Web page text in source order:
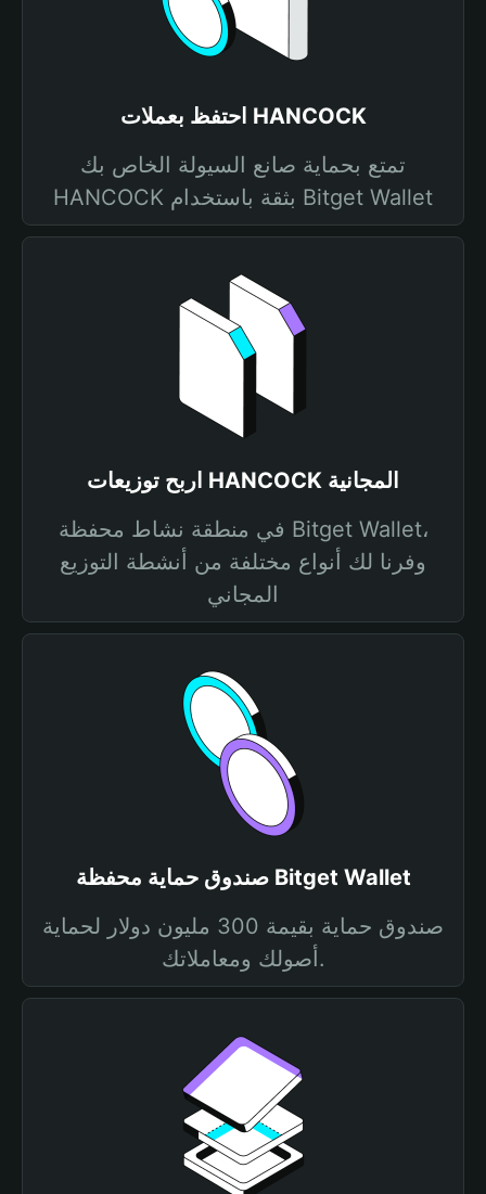
احتفظ بعملات HANCOCK
تمتع بحماية صانع السيولة الخاص بك
HANCOCK بثقة باستخدام Bitget Wallet
اربح توزيعات HANCOCK المجانية
في منطقة نشاط محفظة Bitget Wallet،
وفرنا لك أنواع مختلفة من أنشطة التوزيع
المجاني
صندوق حماية محفظة Bitget Wallet
صندوق حماية بقيمة 300 مليون دولار لحماية
أصولك ومعاملاتك.